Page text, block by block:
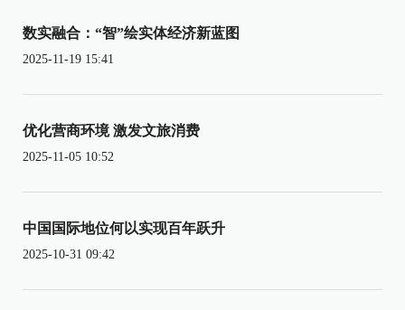
数实融合：“智”绘实体经济新蓝图
2025-11-19 15:41
优化营商环境 激发文旅消费
2025-11-05 10:52
中国国际地位何以实现百年跃升
2025-10-31 09:42